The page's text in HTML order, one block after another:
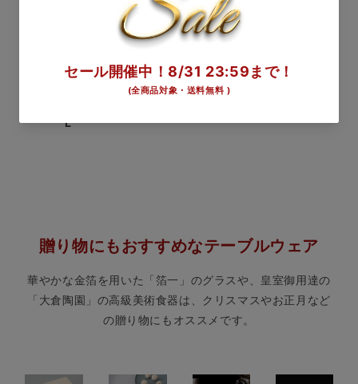
L
贈り物にもおすすめなテーブルウェア
華やかな金箔を用いた「箔一」のグラスや、皇室御用達の
「大倉陶園」の高級美術食器は、クリスマスやお正月など
の贈り物にもオススメです。